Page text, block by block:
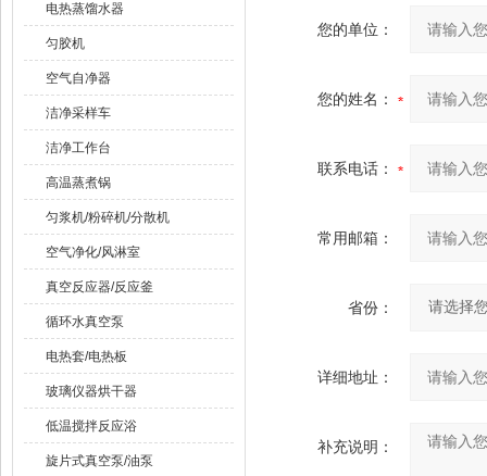
电热蒸馏水器
匀胶机
空气自净器
洁净采样车
洁净工作台
高温蒸煮锅
匀浆机/粉碎机/分散机
空气净化/风淋室
真空反应器/反应釜
循环水真空泵
电热套/电热板
玻璃仪器烘干器
低温搅拌反应浴
旋片式真空泵/油泵
您的单位：
您的姓名：
联系电话：
常用邮箱：
省份：
详细地址：
补充说明：